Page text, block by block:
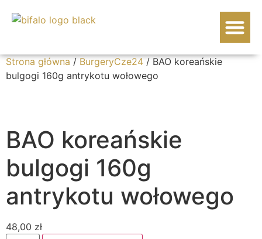
Strona główna/BurgeryCze24/ BAO koreańskie
bulgogi 160g antrykotu wołowego
BAO koreańskie
bulgogi 160g
antrykotu wołowego
48,00 zł